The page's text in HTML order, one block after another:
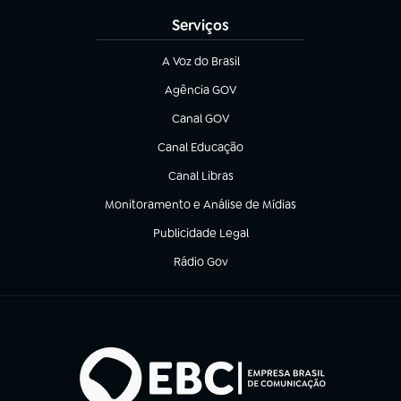
Serviços
A Voz do Brasil
(abre em nova aba)
Agência GOV
(abre em nova aba)
Canal GOV
(abre em nova aba)
Canal Educação
(abre em nova aba)
Canal Libras
(abre em nova aba)
Monitoramento e Análise de Mídias
(abre em nova aba)
Publicidade Legal
(abre em nova aba)
Rádio Gov
(abre em nova aba)